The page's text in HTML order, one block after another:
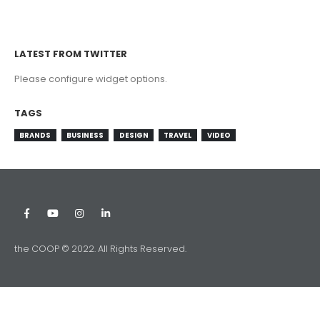
LATEST FROM TWITTER
Please configure widget options.
TAGS
BRANDS BUSINESS DESIGN TRAVEL VIDEO
the COOP © 2022. All Rights Reserved.